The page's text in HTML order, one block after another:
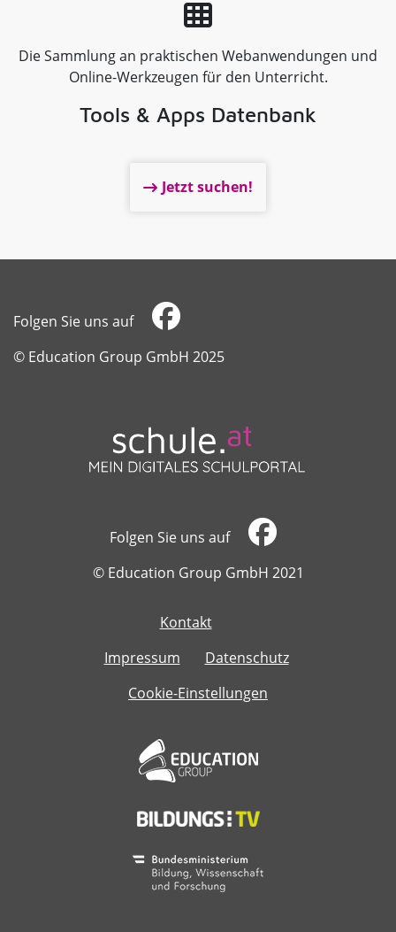
Die Sammlung an praktischen Webanwendungen und
Online-Werkzeugen für den Unterricht.
Tools & Apps Datenbank
Jetzt suchen!
Folgen Sie uns auf
​​​​​​​© Education Group GmbH 2025
Folgen Sie uns auf
​​​​​​​© Education Group GmbH 2021
Kontakt
Impressum
Datenschutz
Cookie-Einstellungen